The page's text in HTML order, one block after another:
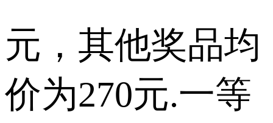
元，其他奖品均
价为270元.一等